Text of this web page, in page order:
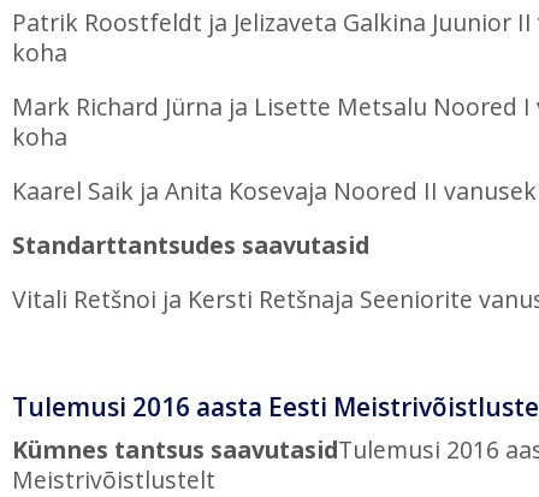
Patrik Roostfeldt ja Jelizaveta Galkina Juunior
koha
Mark Richard Jürna ja Lisette Metsalu Noored I
koha
Kaarel Saik ja Anita Kosevaja Noored II
Standarttantsudes saavutasid
Vitali Retšnoi ja Kersti Retšnaja Seeniorite
Tulemusi 2016 aasta Eesti
Kümnes tantsus saavutasidTulemusi 2016
Meistrivõistlustelt